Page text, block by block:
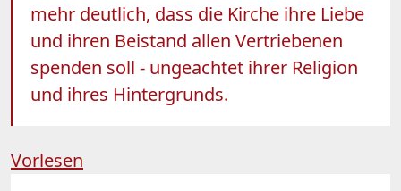
mehr deutlich, dass die Kirche ihre Liebe
und ihren Beistand allen Vertriebenen
spenden soll - ungeachtet ihrer Religion
und ihres Hintergrunds.
Vorlesen